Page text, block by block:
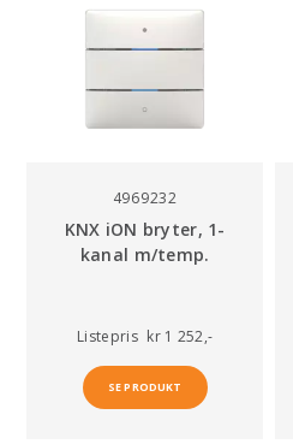
4969232
KNX iON bryter, 1-
kanal m/temp.
Listepris kr 1 252,-
SE PRODUKT